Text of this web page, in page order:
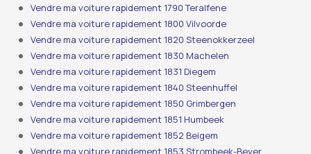
Vendre ma voiture rapidement 1790 Teralfene
Vendre ma voiture rapidement 1800 Vilvoorde
Vendre ma voiture rapidement 1820 Steenokkerzeel
Vendre ma voiture rapidement 1830 Machelen
Vendre ma voiture rapidement 1831 Diegem
Vendre ma voiture rapidement 1840 Steenhuffel
Vendre ma voiture rapidement 1850 Grimbergen
Vendre ma voiture rapidement 1851 Humbeek
Vendre ma voiture rapidement 1852 Beigem
Vendre ma voiture rapidement 1853 Strombeek-Bever